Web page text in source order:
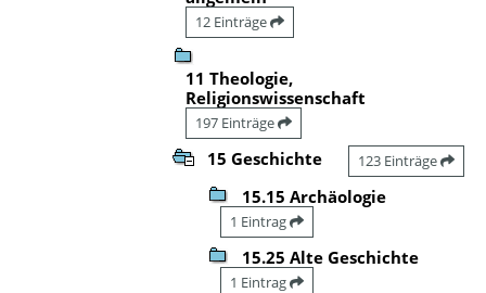
12 Einträge
11 Theologie,
Religionswissenschaft
197 Einträge
15 Geschichte 123 Einträge
15.15 Archäologie
1 Eintrag
15.25 Alte Geschichte
1 Eintrag